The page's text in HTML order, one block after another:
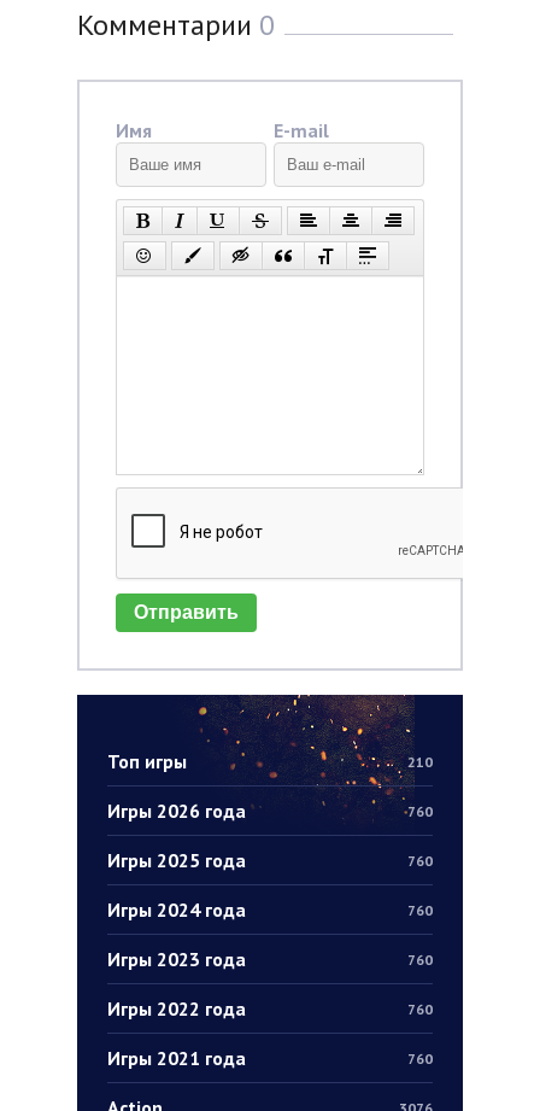
Топ игры 210
Игры 2026 года 760
Игры 2025 года 760
Игры 2024 года 760
Игры 2023 года 760
Игры 2022 года 760
Игры 2021 года 760
Комментарии 0
Имя E-mail
Отправить